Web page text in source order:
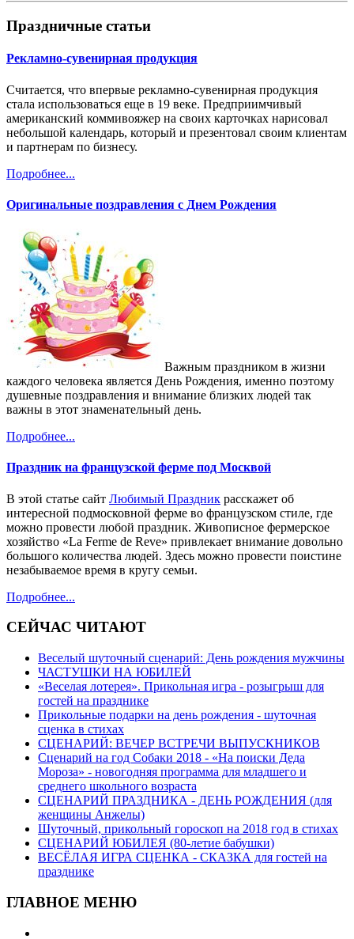
Праздничные статьи
Рекламно-сувенирная продукция
Считается, что впервые рекламно-сувенирная продукция
стала использоваться еще в 19 веке. Предприимчивый
американский коммивояжер на своих карточках нарисовал
небольшой календарь, который и презентовал своим клиентам
и партнерам по бизнесу.
Подробнее...
Оригинальные поздравления с Днем Рождения
Важным праздником в жизни
каждого человека является День Рождения, именно поэтому
душевные поздравления и внимание близких людей так
важны в этот знаменательный день.
Подробнее...
Праздник на французской ферме под Москвой
В этой статье сайт Любимый Праздник расскажет об
интересной подмосковной ферме во французском стиле, где
можно провести любой праздник. Живописное фермерское
хозяйство «La Ferme de Reve» привлекает внимание довольно
большого количества людей. Здесь можно провести поистине
незабываемое время в кругу семьи.
Подробнее...
СЕЙЧАС ЧИТАЮТ
Веселый шуточный сценарий: День рождения мужчины
ЧАСТУШКИ НА ЮБИЛЕЙ
«Веселая лотерея». Прикольная игра - розыгрыш для
гостей на празднике
Прикольные подарки на день рождения - шуточная
сценка в стихах
СЦЕНАРИЙ: ВЕЧЕР ВСТРЕЧИ ВЫПУСКНИКОВ
Сценарий на год Собаки 2018 - «На поиски Деда
Мороза» - новогодняя программа для младшего и
среднего школьного возраста
СЦЕНАРИЙ ПРАЗДНИКА - ДЕНЬ РОЖДЕНИЯ (для
женщины Анжелы)
Шуточный, прикольный гороскоп на 2018 год в стихах
СЦЕНАРИЙ ЮБИЛЕЯ (80-летие бабушки)
ВЕСЁЛАЯ ИГРА СЦЕНКА - СКАЗКА для гостей на
празднике
ГЛАВНОЕ МЕНЮ